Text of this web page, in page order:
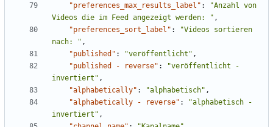
"preferences_max_results_label" :
"Anzahl von
Videos die im Feed angezeigt werden: " ,
"preferences_sort_label" :
"Videos sortieren
nach: " ,
"published" : "veröffentlicht" ,
"published - reverse" :
"veröffentlicht -
invertiert" ,
"alphabetically" : "alphabetisch" ,
"alphabetically - reverse" :
"alphabetisch -
invertiert" ,